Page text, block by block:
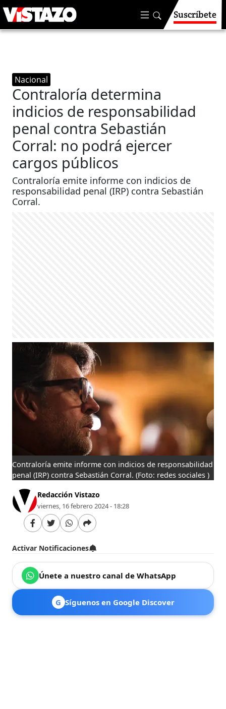
Suscríbete
Nacional
Contraloría determina
indicios de responsabilidad
penal contra Sebastián
Corral: no podrá ejercer
cargos públicos
Contraloría emite informe con indicios de
responsabilidad penal (IRP) contra Sebastián
Corral.
Contraloría emite informe con indicios de responsabilidad
penal (IRP) contra Sebastián Corral.(Foto: redes sociales )
Redacción Vistazo
viernes, 16 febrero 2024 - 18:28
Activar Notificaciones
Únete a nuestro canal de WhatsApp
G Síguenos en Google Discover